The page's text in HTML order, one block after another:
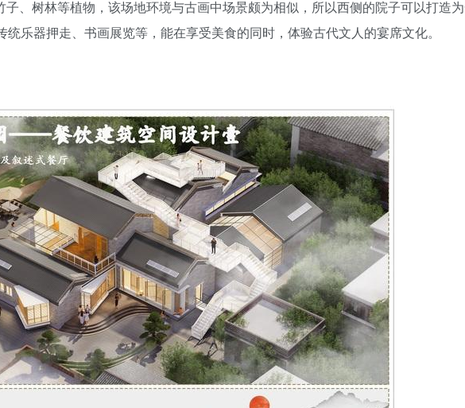
、树林等植物，该场地环境与古画中场景颇为相似，所以西侧的院子可以打造
乐器押走、书画展览等，能在享受美食的同时，体验古代文人的宴席文化。